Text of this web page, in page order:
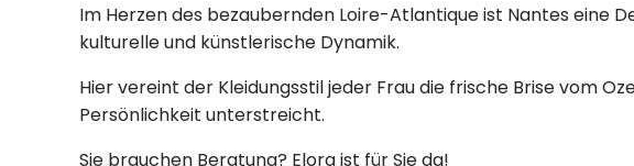
Im Herzen des bezaubernden Loire-Atlantique ist Nantes eine
kulturelle und künstlerische Dynamik.
Hier vereint der Kleidungsstil jeder Frau die frische Brise vom
Persönlichkeit unterstreicht.
Sie brauchen Beratung? Elora ist für Sie da!